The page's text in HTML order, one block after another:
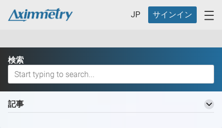
JP サインイン
検索
記事